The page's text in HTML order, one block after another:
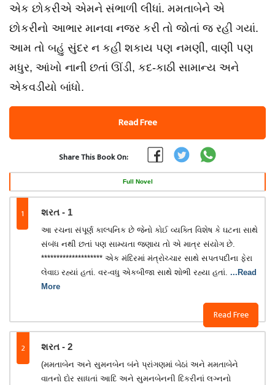
એક છોકરીએ એમને સંભાળી લીધાં. મમતાબેને એ
છોકરીનો આભાર માનવા નજર કરી તો જોતાં જ રહી ગયાં.
આમ તો બહું સુંદર ન કહી શકાય પણ નમણી, વાણી પણ
મધુર, આંખો નાની છતાં ઊંડી, કદ-કાઠી સામાન્ય અને
એકવડીયો બાંધો.
Read Free
Share This Book On:
Full Novel
1 શરત - 1
Read Free
આ રચના સંપૂર્ણ કાલ્પનિક છે જેનો કોઈ વ્યક્તિ વિશેષ કે ઘટના સાથે
સંબંધ નથી છતાં પણ સામ્યતા જણાય તો એ માત્ર સંયોગ છે.
******************** એક મંદિરમાં મંત્રોચ્ચાર સાથે સપતપદીના ફેરા
લેવાઇ રહ્યાં હતાં. વર-વધુ એકબીજા સાથે શોભી રહ્યા હતાં. ...Read
More
2 શરત - 2
(મમતાબેન અને સુમનબેન બંને પ્રાંગણમાં બેઠાં અને મમતાબેને
વાતનો દોર સાધતાં આદિ અને સુમનબેનની દિકરીનાં લગ્નનો